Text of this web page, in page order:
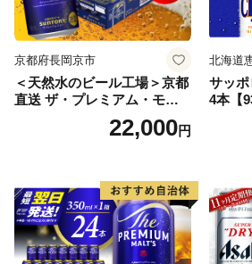
京都府長岡京市
＜天然水のビール工場＞京都
直送 ザ・プレミアム・モル
ツ 350ml×24本 プレモル [149
22,000円
北海道
サッ
4本【